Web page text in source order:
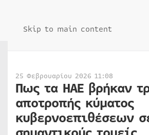
Skip to main content
25 Φεβρουαρίου 2026 11:08
Πως τα ΗΑΕ βρήκαν
αποτροπής κύματος
κυβερνοεπιθέσεων